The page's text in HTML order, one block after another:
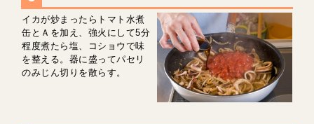
イカが炒まったらトマト水煮
缶とＡを加え、強火にして5分
程度煮たら塩、コショウで味
を整える。器に盛ってパセリ
のみじん切りを散らす。